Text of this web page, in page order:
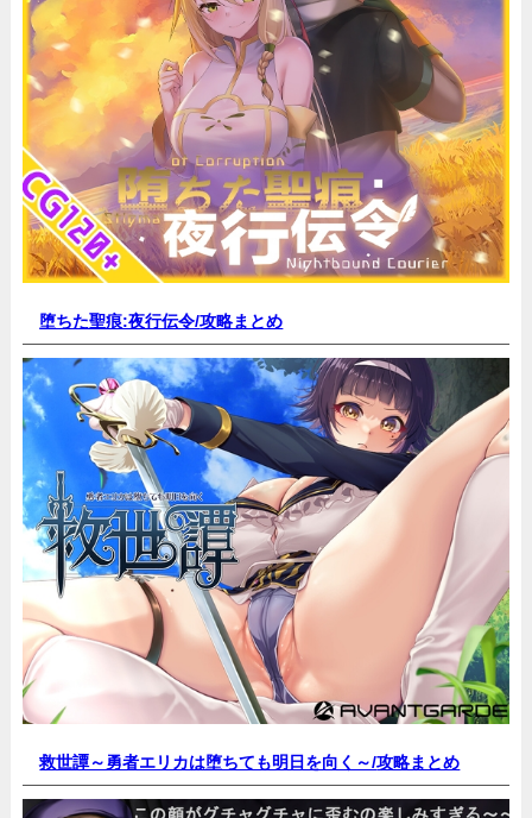
堕ちた聖痕:夜行伝令/攻略まとめ
救世譚～勇者エリカは堕ちても明日を向く～/攻略まとめ